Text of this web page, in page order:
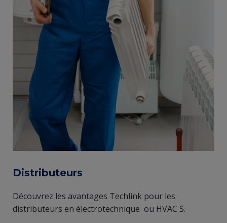
Distributeurs
Découvrez les avantages Techlink pour les
distributeurs en électrotechnique ou HVAC S.